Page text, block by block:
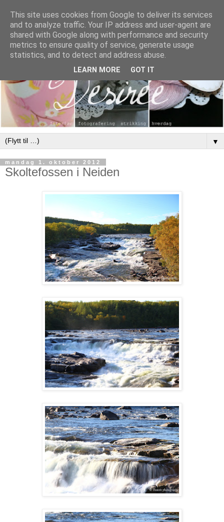
▼
mandag 1. oktober 2012
Skoltefossen i Neiden
This site uses cookies from Google to deliver its services
and to analyze traffic. Your IP address and user-agent are
shared with Google along with performance and security
metrics to ensure quality of service, generate usage
statistics, and to detect and address abuse.
LEARN MORE GOT IT